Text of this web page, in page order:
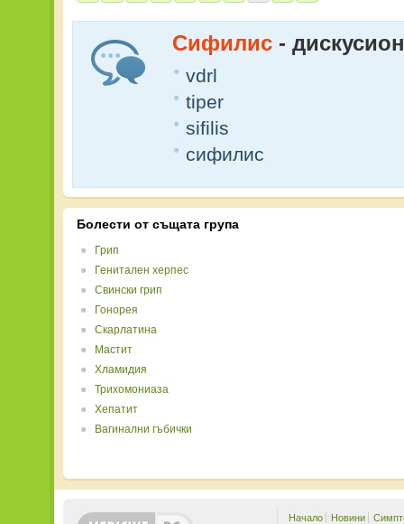
Сифилис -
vdrl
tiper
sifilis
сифилис
Болести от същата група
Грип
Генитален херпес
Свински грип
Гонорея
Скарлатина
Мастит
Хламидия
Трихомониаза
Хепатит
Вагинални гъбички
Начало Новини